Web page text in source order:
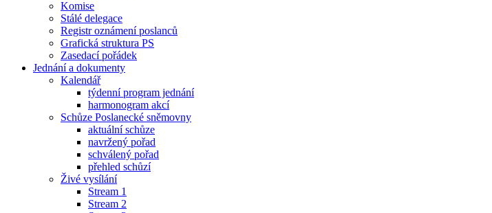
Komise
Stálé delegace
Registr oznámení poslanců
Grafická struktura PS
Zasedací pořádek
Jednání a dokumenty
Kalendář
týdenní program jednání
harmonogram akcí
Schůze Poslanecké sněmovny
aktuální schůze
navržený pořad
schválený pořad
přehled schůzí
Živé vysílání
Stream 1
Stream 2